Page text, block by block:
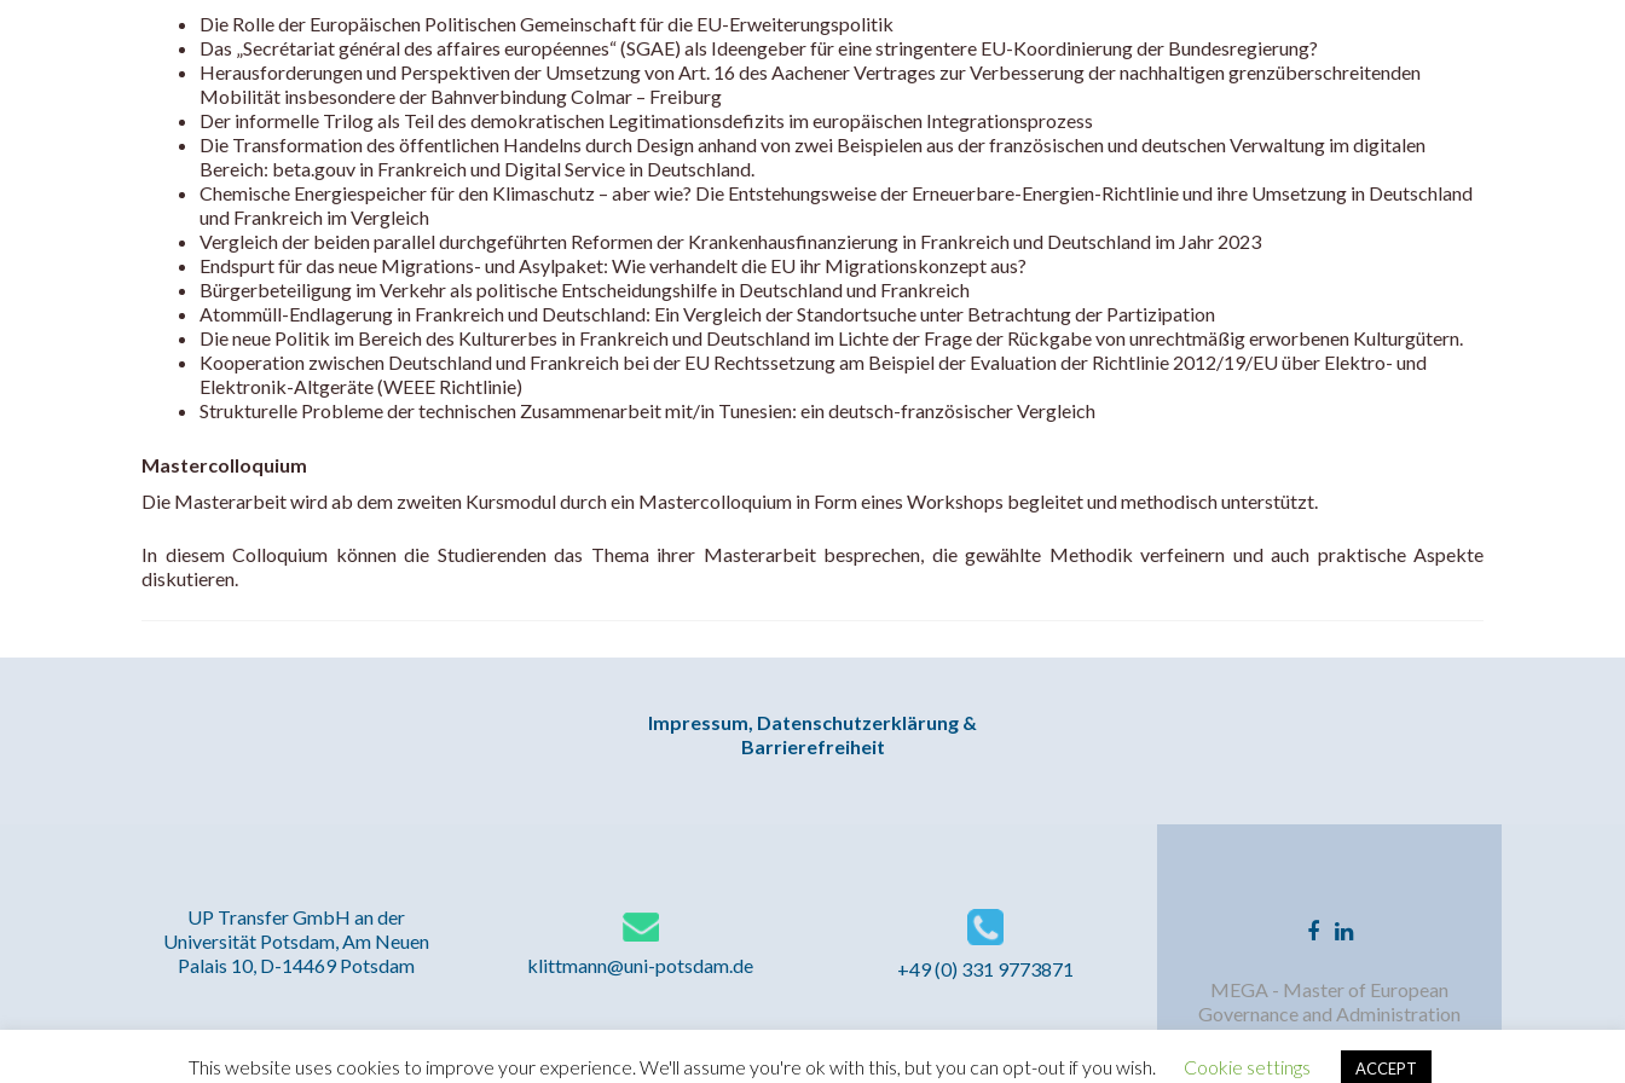
Die Rolle der Europäischen Politischen Gemeinschaft für die EU-Erweiterungspolitik
Das „Secrétariat général des affaires européennes“ (SGAE) als Ideengeber für eine stringentere EU-Koordinierung der Bundesregierung?
Herausforderungen und Perspektiven der Umsetzung von Art. 16 des Aachener Vertrages zur Verbesserung der nachhaltigen grenzüberschreitenden
Mobilität insbesondere der Bahnverbindung Colmar – Freiburg
Der informelle Trilog als Teil des demokratischen Legitimationsdefizits im europäischen Integrationsprozess
Die Transformation des öffentlichen Handelns durch Design anhand von zwei Beispielen aus der französischen und deutschen Verwaltung im digitalen
Bereich: beta.gouv in Frankreich und Digital Service in Deutschland.
Chemische Energiespeicher für den Klimaschutz – aber wie? Die Entstehungsweise der Erneuerbare-Energien-Richtlinie und ihre Umsetzung in Deutschland
und Frankreich im Vergleich
Vergleich der beiden parallel durchgeführten Reformen der Krankenhausfinanzierung in Frankreich und Deutschland im Jahr 2023
Endspurt für das neue Migrations- und Asylpaket: Wie verhandelt die EU ihr Migrationskonzept aus?
Bürgerbeteiligung im Verkehr als politische Entscheidungshilfe in Deutschland und Frankreich
Atommüll-Endlagerung in Frankreich und Deutschland: Ein Vergleich der Standortsuche unter Betrachtung der Partizipation
Die neue Politik im Bereich des Kulturerbes in Frankreich und Deutschland im Lichte der Frage der Rückgabe von unrechtmäßig erworbenen Kulturgütern.
Kooperation zwischen Deutschland und Frankreich bei der EU Rechtssetzung am Beispiel der Evaluation der Richtlinie 2012/19/EU über Elektro- und
Elektronik-Altgeräte (WEEE Richtlinie)
Strukturelle Probleme der technischen Zusammenarbeit mit/in Tunesien: ein deutsch-französischer Vergleich
Mastercolloquium
Die Masterarbeit wird ab dem zweiten Kursmodul durch ein Mastercolloquium in Form eines Workshops begleitet und methodisch unterstützt.
In diesem Colloquium können die Studierenden das Thema ihrer Masterarbeit besprechen, die gewählte Methodik verfeinern und auch praktische Aspekte
diskutieren.
Impressum, Datenschutzerklärung &
Barrierefreiheit
UP Transfer GmbH an der
Universität Potsdam, Am Neuen
Palais 10, D-14469 Potsdam
klittmann@uni-potsdam.de +49 (0) 331 9773871
Facebook-
LinkedIn-
MEGA - Master of European
Governance and Administration
This website uses cookies to improve your experience. We'll assume you're ok with this, but you can opt-out if you wish. Cookie settings ACCEPT